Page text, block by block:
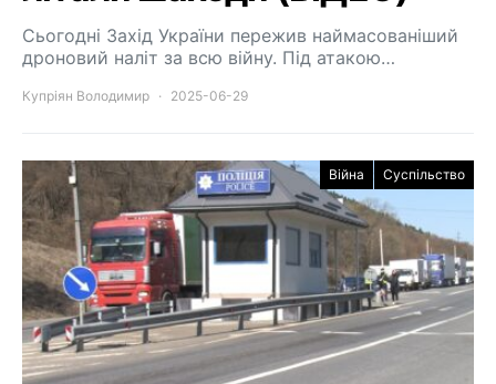
Сьогодні Захід України пережив наймасованіший
дроновий наліт за всю війну. Під атакою…
Купріян Володимир 2025-06-29
Війна Суспільство